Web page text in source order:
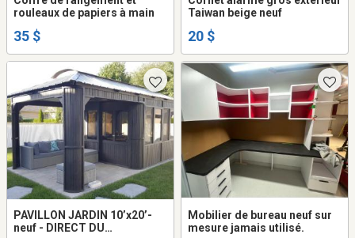
rouleaux de papiers à main
35 $
Taiwan beige neuf
20 $
PAVILLON JARDIN 10’x20’-
neuf - DIRECT DU
Mobilier de bureau neuf sur
mesure jamais utilisé.